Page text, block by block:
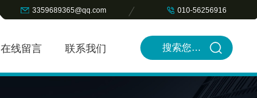
3359689365@qq.com 010-56256916
在线留言 联系我们